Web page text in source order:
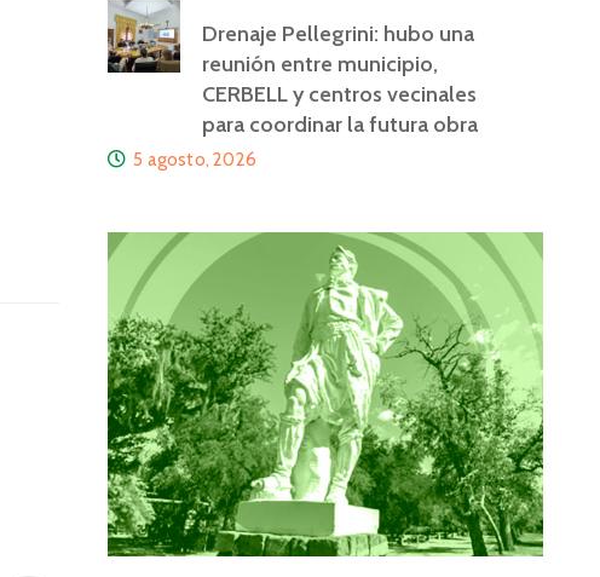
Drenaje Pellegrini: hubo una
reunión entre municipio,
CERBELL y centros vecinales
para coordinar la futura obra
5 agosto, 2026